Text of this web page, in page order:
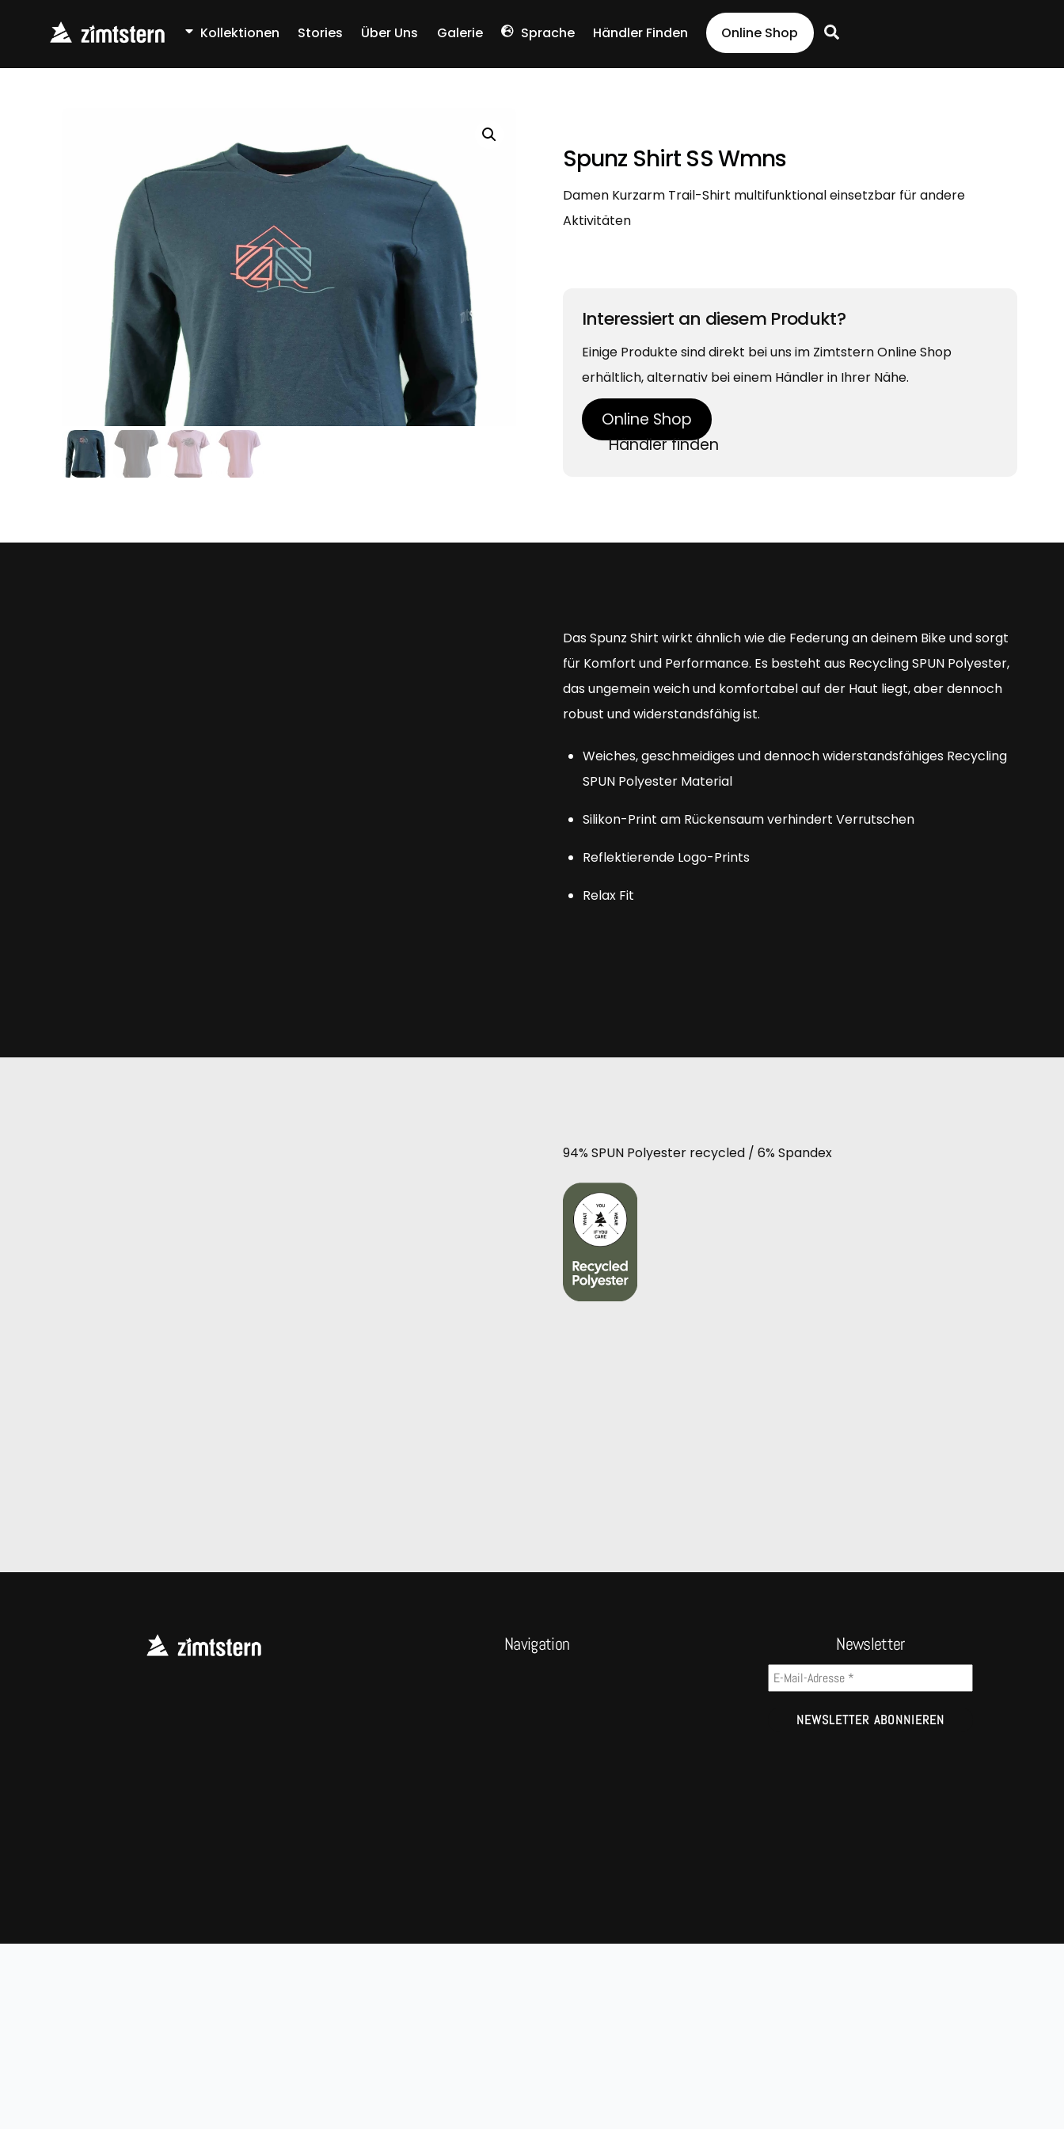
Search
Kollektionen Stories Über Uns Galerie Sprache Händler Finden Online Shop
Spunz Shirt SS Wmns
Damen Kurzarm Trail-Shirt multifunktional einsetzbar für andere
Aktivitäten
Interessiert an diesem Produkt?
Einige Produkte sind direkt bei uns im Zimtstern Online Shop
erhältlich, alternativ bei einem Händler in Ihrer Nähe.
Online Shop
Händler finden
Das Spunz Shirt wirkt ähnlich wie die Federung an deinem Bike und sorgt
für Komfort und Performance. Es besteht aus Recycling SPUN Polyester,
das ungemein weich und komfortabel auf der Haut liegt, aber dennoch
robust und widerstandsfähig ist.
Weiches, geschmeidiges und dennoch widerstandsfähiges Recycling
SPUN Polyester Material
Silikon-Print am Rückensaum verhindert Verrutschen
Reflektierende Logo-Prints
Relax Fit
94% SPUN Polyester recycled / 6% Spandex
Navigation Newsletter